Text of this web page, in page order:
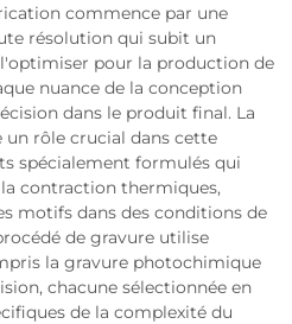
commence par une
résolution qui subit un
pour la production de
nuance de la conception
dans le produit final. La
un rôle crucial dans cette
spécialement formulés qui
contraction thermiques,
motifs dans des conditions de
de gravure utilise
la gravure photochimique
chacune sélectionnée en
de la complexité du